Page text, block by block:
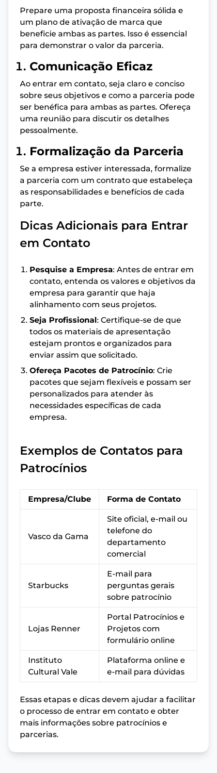
Prepare uma proposta financeira sólida e
um plano de ativação de marca que
beneficie ambas as partes. Isso é essencial
para demonstrar o valor da parceria.
Comunicação Eficaz
Ao entrar em contato, seja claro e conciso
sobre seus objetivos e como a parceria pode
ser benéfica para ambas as partes. Ofereça
uma reunião para discutir os detalhes
pessoalmente.
Formalização da Parceria
Se a empresa estiver interessada, formalize
a parceria com um contrato que estabeleça
as responsabilidades e benefícios de cada
parte.
Dicas Adicionais para Entrar
em Contato
Pesquise a Empresa: Antes de entrar em
contato, entenda os valores e objetivos da
empresa para garantir que haja
alinhamento com seus projetos.
Seja Profissional: Certifique-se de que
todos os materiais de apresentação
estejam prontos e organizados para
enviar assim que solicitado.
Ofereça Pacotes de Patrocínio: Crie
pacotes que sejam flexíveis e possam ser
personalizados para atender às
necessidades específicas de cada
empresa.
Exemplos de Contatos para
Patrocínios
Empresa/Clube Forma de Contato
Vasco da Gama
Site oficial, e-mail ou
telefone do
departamento
comercial
Starbucks
E-mail para
perguntas gerais
sobre patrocínio
Lojas Renner
Portal Patrocínios e
Projetos com
formulário online
Instituto
Cultural Vale
Plataforma online e
e-mail para dúvidas
Essas etapas e dicas devem ajudar a facilitar
o processo de entrar em contato e obter
mais informações sobre patrocínios e
parcerias.